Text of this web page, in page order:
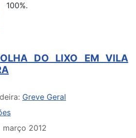
100%.
DO LIXO EM VILA
Greve Geral
março 2012